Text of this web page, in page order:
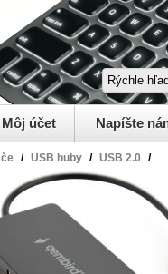
Môj účet Napíšte
/ USB huby / USB 2.0 /